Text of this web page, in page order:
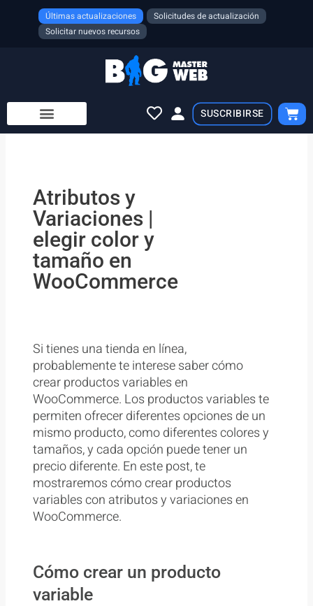
contenido
Últimas actualizaciones
Solicitudes de actualización
Solicitar nuevos recursos
SUSCRIBIRSE Cart
Atributos y
Variaciones |
elegir color y
tamaño en
WooCommerce
Si tienes una tienda en línea,
probablemente te interese saber cómo
crear productos variables en
WooCommerce. Los productos variables te
permiten ofrecer diferentes opciones de un
mismo producto, como diferentes colores y
tamaños, y cada opción puede tener un
precio diferente. En este post, te
mostraremos cómo crear productos
variables con atributos y variaciones en
WooCommerce.
Cómo crear un producto
variable